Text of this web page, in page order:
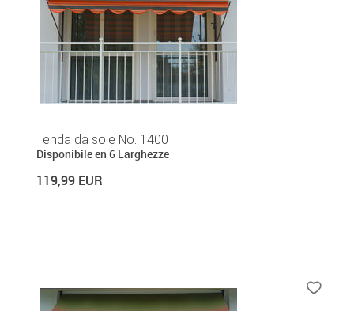
Tenda da sole No. 1400
Disponibile en 6 Larghezze
119,99 EUR